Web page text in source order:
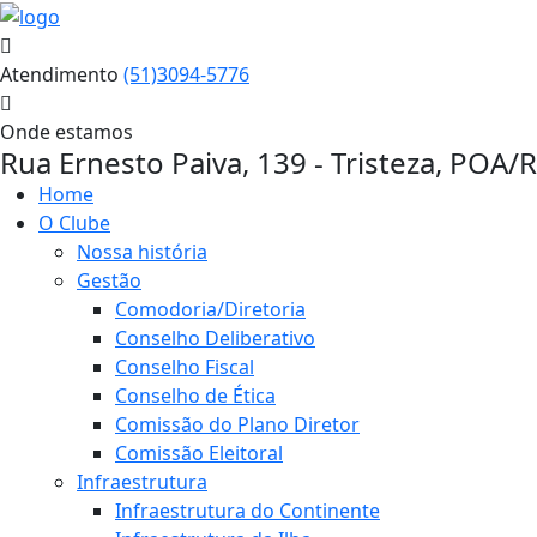
Atendimento (51)3094-5776
Onde estamos
Rua Ernesto Paiva, 139 - Tristeza, POA/
Home
O Clube
Nossa história
Gestão
Comodoria/Diretoria
Conselho Deliberativo
Conselho Fiscal
Conselho de Ética
Comissão do Plano Diretor
Comissão Eleitoral
Infraestrutura
Infraestrutura do Continente